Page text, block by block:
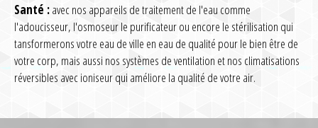
Santé :avec nos appareils de traitement de l'eau comme
l'adoucisseur, l'osmoseur le purificateur ou encore le stérilisation qui
tansformerons votre eau de ville en eau de qualité pour le bien être de
votre corp, mais aussi nos systèmes de ventilation et nos climatisations
réversibles avec ioniseur qui améliore la qualité de votre air.